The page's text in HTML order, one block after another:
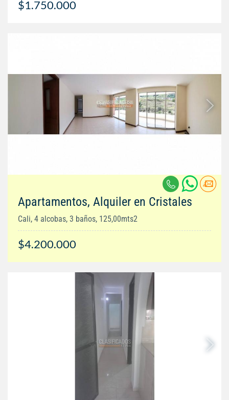
$1.750.000
Apartamentos, Alquiler en Cristales
Cali, 4 alcobas, 3 baños, 125,00mts2
$4.200.000